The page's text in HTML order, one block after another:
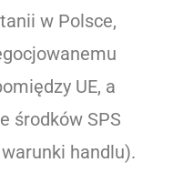
w Polsce,
UE, a
środków SPS
handlu).